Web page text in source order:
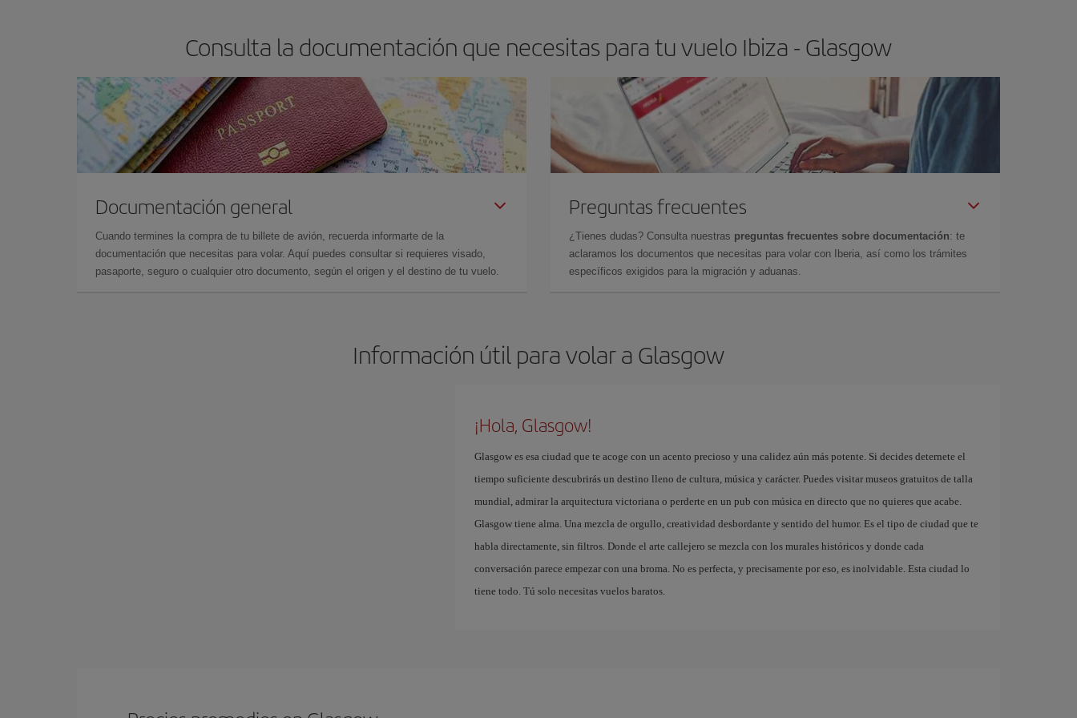
Consulta la documentación que necesitas para tu vuelo Ibiza - Glasgow
Documentación general
Cuando termines la compra de tu billete de avión, recuerda informarte de la
documentación que necesitas para volar. Aquí puedes consultar si requieres visado,
pasaporte, seguro o cualquier otro documento, según el origen y el destino de tu vuelo.
Preguntas frecuentes
¿Tienes dudas? Consulta nuestras preguntas frecuentes sobre documentación: te
aclaramos los documentos que necesitas para volar con Iberia, así como los trámites
específicos exigidos para la migración y aduanas.
Información útil para volar a Glasgow
¡Hola, Glasgow!
Glasgow es esa ciudad que te acoge con un acento precioso y una calidez aún más potente. Si decides deternete el
tiempo suficiente descubrirás un destino lleno de cultura, música y carácter. Puedes visitar museos gratuitos de talla
mundial, admirar la arquitectura victoriana o perderte en un pub con música en directo que no quieres que acabe.
Glasgow tiene alma. Una mezcla de orgullo, creatividad desbordante y sentido del humor. Es el tipo de ciudad que te
habla directamente, sin filtros. Donde el arte callejero se mezcla con los murales históricos y donde cada
conversación parece empezar con una broma. No es perfecta, y precisamente por eso, es inolvidable. Esta ciudad lo
tiene todo. Tú solo necesitas vuelos baratos.